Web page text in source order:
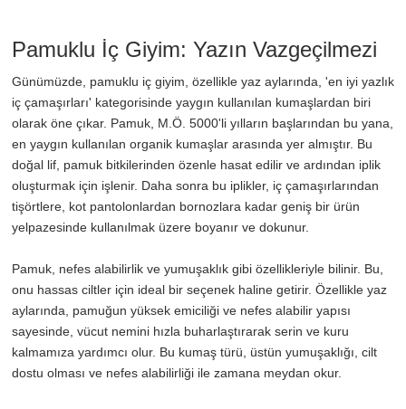
Pamuklu İç Giyim: Yazın Vazgeçilmezi
Günümüzde, pamuklu iç giyim, özellikle yaz aylarında, 'en iyi yazlık
iç çamaşırları' kategorisinde yaygın kullanılan kumaşlardan biri
olarak öne çıkar. Pamuk, M.Ö. 5000'li yılların başlarından bu yana,
en yaygın kullanılan organik kumaşlar arasında yer almıştır. Bu
doğal lif, pamuk bitkilerinden özenle hasat edilir ve ardından iplik
oluşturmak için işlenir. Daha sonra bu iplikler, iç çamaşırlarından
tişörtlere, kot pantolonlardan bornozlara kadar geniş bir ürün
yelpazesinde kullanılmak üzere boyanır ve dokunur.
Pamuk, nefes alabilirlik ve yumuşaklık gibi özellikleriyle bilinir. Bu,
onu hassas ciltler için ideal bir seçenek haline getirir. Özellikle yaz
aylarında, pamuğun yüksek emiciliği ve nefes alabilir yapısı
sayesinde, vücut nemini hızla buharlaştırarak serin ve kuru
kalmamıza yardımcı olur. Bu kumaş türü, üstün yumuşaklığı, cilt
dostu olması ve nefes alabilirliği ile zamana meydan okur.